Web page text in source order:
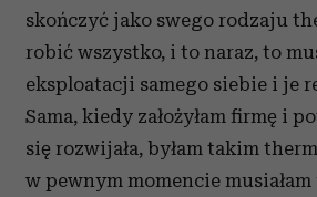
skończyć jako swego rodzaju
robić wszystko, i to naraz, to
eksploatacji samego siebie i je
Sama, kiedy założyłam firmę i
się rozwijała, byłam takim
w pewnym momencie